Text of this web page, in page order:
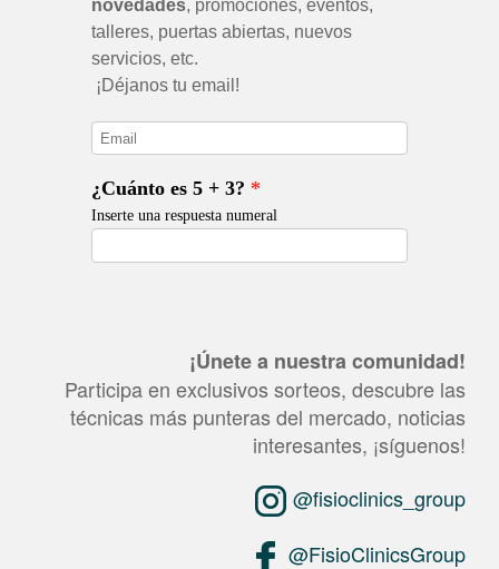
¡Únete a nuestra comunidad!
Participa en exclusivos sorteos, descubre las
técnicas más punteras del mercado, noticias
interesantes, ¡síguenos!
@fisioclinics_group
@FisioClinicsGroup